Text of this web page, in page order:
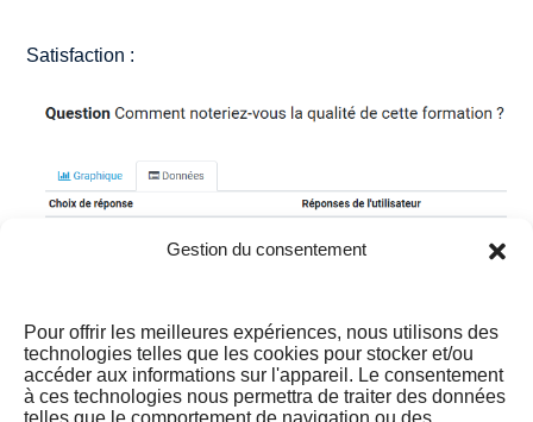
Gestion du consentement
Pour offrir les meilleures expériences, nous utilisons des
technologies telles que les cookies pour stocker et/ou
accéder aux informations sur l'appareil. Le consentement
à ces technologies nous permettra de traiter des données
telles que le comportement de navigation ou des
Satisfaction :